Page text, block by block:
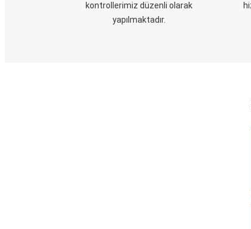
kontrollerimiz düzenli olarak
yapılmaktadır.